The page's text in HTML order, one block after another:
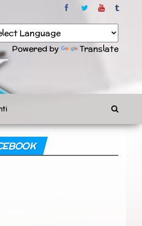
Powered by Translate